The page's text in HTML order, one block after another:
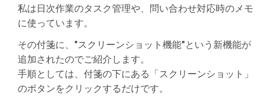
私は日次作業のタスク管理や、問い合わせ対応時のメモ
に使っています。
その付箋に、"スクリーンショット機能"という新機能が
追加されたのでご紹介します。
手順としては、付箋の下にある「スクリーンショット」
のボタンをクリックするだけです。